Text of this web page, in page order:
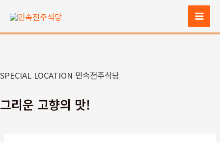
츠
너
기
Main
SPECIAL LOCATION 민속전주식당
그리운 고향의 맛!